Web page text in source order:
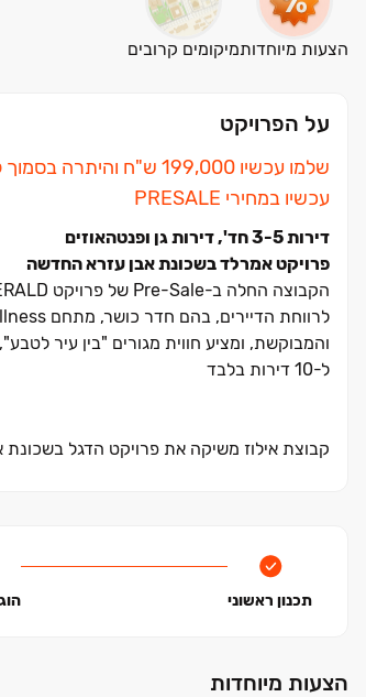
הצעות מיוחדותמיקומים קרובים
על הפרויקט
שלמו עכשיו ‏199,000 ש"ח והיתרה בסמוך לאיכלוס לדירת ‏4 חדרים בצפון אשקלון
עכשיו במחירי PRESALE
דירות 3-5 חד', דירות גן ופנטהאוזים
פרויקט אמרלד בשכונת אבן עזרא החדשה
ל‏-10 דירות בלבד
אשקלון נחשבת לאחת מהערים הצומחות
לקנות דירות בעיר, בה מתחמי תעסוקה, חופי
המבוקשות ומציעה קרבה למרכזי קניות,
תכנון ראשוני
הצעות מיוחדות